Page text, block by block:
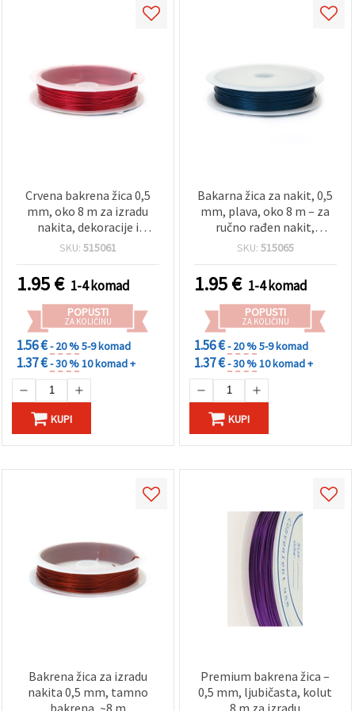
Crvena bakrena žica 0,5
mm, oko 8 m za izradu
nakita, dekoracije i
umjetničke projekte
SKU: 515061
1.95€ 1-4 komad
POPUSTI
ZA KOLIČINU
1.56 €- 20 %5-9 komad
1.37 €- 30 %10 komad +
KUPI
Bakarna žica za nakit, 0,5
mm, plava, oko 8 m – za
ručno rađen nakit,
dekoracije i uradi-sam
SKU: 515065
1.95€ 1-4 komad
POPUSTI
ZA KOLIČINU
1.56 €- 20 %5-9 komad
1.37 €- 30 %10 komad +
KUPI
Bakrena žica za izradu
nakita 0,5 mm, tamno
bakrena, ~8 m
Premium bakrena žica –
0,5 mm, ljubičasta, kolut
8 m za izradu